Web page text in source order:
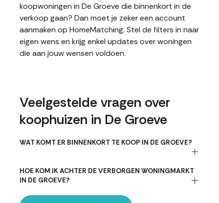
koopwoningen in De Groeve die binnenkort in de
verkoop gaan? Dan moet je zeker een account
aanmaken op HomeMatching. Stel de filters in naar
eigen wens en krijg enkel updates over woningen
die aan jouw wensen voldoen.
Veelgestelde vragen over
koophuizen in De Groeve
WAT KOMT ER BINNENKORT TE KOOP IN DE GROEVE?
HOE KOM IK ACHTER DE VERBORGEN WONINGMARKT
IN DE GROEVE?